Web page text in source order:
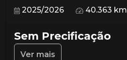
2025/2026 40.363 km
Sem Precificação
Ver mais